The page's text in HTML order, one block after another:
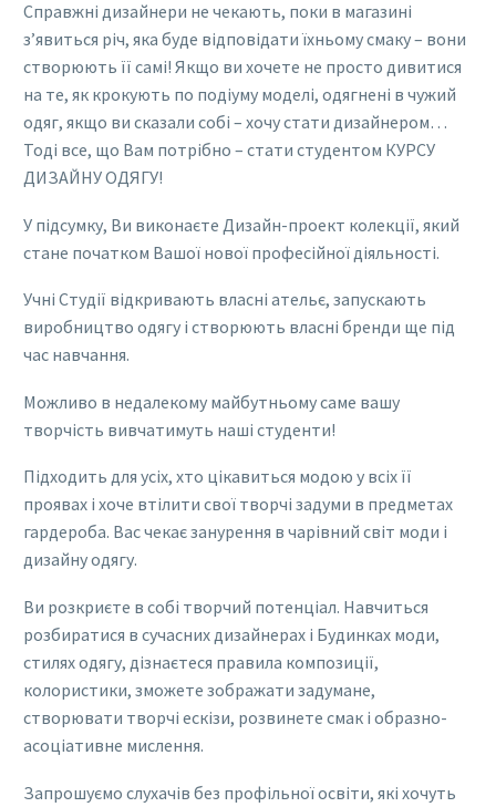
Справжні дизайнери не чекають, поки в магазині
з’явиться річ, яка буде відповідати їхньому смаку – вони
створюють її самі! Якщо ви хочете не просто дивитися
на те, як крокують по подіуму моделі, одягнені в чужий
одяг, якщо ви сказали собі – хочу стати дизайнером…
Тоді все, що Вам потрібно – стати студентом КУРСУ
ДИЗАЙНУ ОДЯГУ!
У підсумку, Ви виконаєте Дизайн-проект колекції, який
стане початком Вашої нової професійної діяльності.
Учні Студії відкривають власні ательє, запускають
виробництво одягу і створюють власні бренди ще під
час навчання.
Можливо в недалекому майбутньому саме вашу
творчість вивчатимуть наші студенти!
Підходить для усіх, хто цікавиться модою у всіх її
проявах і хоче втілити свої творчі задуми в предметах
гардероба. Вас чекає занурення в чарівний світ моди і
дизайну одягу.
Ви розкриєте в собі творчий потенціал. Навчиться
розбиратися в сучасних дизайнерах і Будинках моди,
стилях одягу, дізнаєтеся правила композиції,
колористики, зможете зображати задумане,
створювати творчі ескізи, розвинете смак і образно-
асоціативне мислення.
Запрошуємо слухачів без профільної освіти, які хочуть